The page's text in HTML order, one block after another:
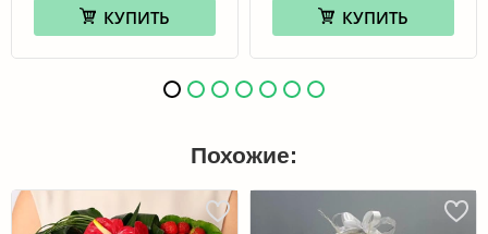
КУПИТЬ КУПИТЬ
Похожие: